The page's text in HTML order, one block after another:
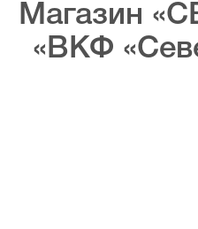
Магазин
«ВКФ